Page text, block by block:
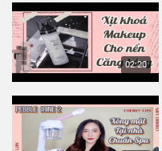
02:20